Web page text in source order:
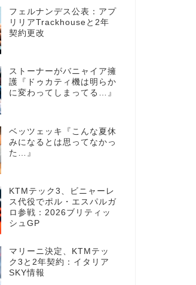
フェルナンデス公表：アプ
リリアTrackhouseと2年
契約更改
ストーナーがバニャイア擁
護『ドゥカティ機は明らか
に変わってしまってる…』
ベッツェッキ『こんな夏休
みになるとは思ってなかっ
た…』
KTMテック3、ビニャーレ
ス代役でポル・エスパルガ
ロ参戦：2026ブリティッ
シュGP
マリーニ決定、KTMテッ
ク3と2年契約：イタリア
SKY情報